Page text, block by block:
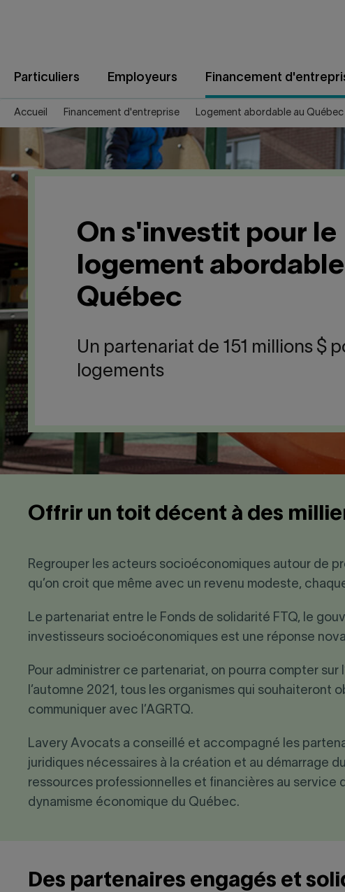
Particuliers Employeurs Financement
Accueil Financement d'entreprise Logement abordable au Québec
On s'investit pour le
logement
Québec
Un partenariat de 151 millions $
logements
Offrir un toit décent à des
Regrouper les acteurs socioéconomiques autour de
qu’on croit que même avec un revenu modeste,
Le partenariat entre le Fonds de solidarité FTQ, le
investisseurs socioéconomiques est une réponse
Pour administrer ce partenariat, on pourra compter sur
l’automne 2021, tous les organismes qui
communiquer avec l’AGRTQ.
Lavery Avocats a conseillé et accompagné les
juridiques nécessaires à la création et au démarrage
ressources professionnelles et financières au service
dynamisme économique du Québec.
Des partenaires engagés et